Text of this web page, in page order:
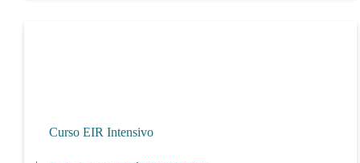
Curso EIR Intensivo